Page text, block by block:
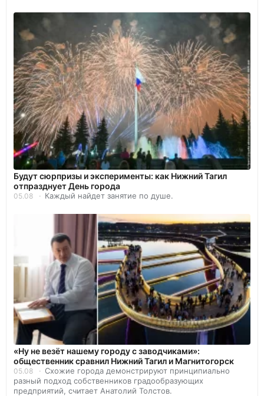
Будут сюрпризы и эксперименты: как Нижний Тагил
отпразднует День города
05.08 Каждый найдет занятие по душе.
«Ну не везёт нашему городу с заводчиками»:
общественник сравнил Нижний Тагил и Магнитогорск
05.08
Схожие города демонстрируют принципиально
разный подход собственников градообразующих
предприятий, считает Анатолий Толстов.